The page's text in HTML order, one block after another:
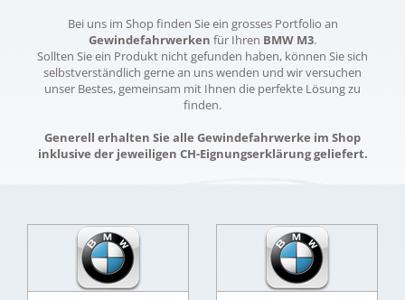
Bei uns im Shop finden Sie ein grosses Portfolio an
Gewindefahrwerken für Ihren BMW M3.
Sollten Sie ein Produkt nicht gefunden haben, können Sie sich
selbstverständlich gerne an uns wenden und wir versuchen
unser Bestes, gemeinsam mit Ihnen die perfekte Lösung zu
finden.
Generell erhalten Sie alle Gewindefahrwerke im Shop
inklusive der jeweiligen CH-Eignungserklärung geliefert.